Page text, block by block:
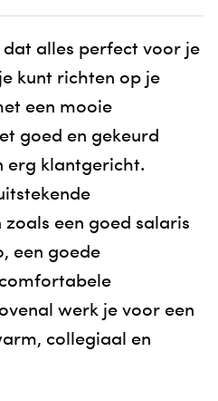
alles perfect voor je
kunt richten op je
een mooie
goed en gekeurd
erg klantgericht.
een goed salaris
een goede
werk je voor een
collegiaal en